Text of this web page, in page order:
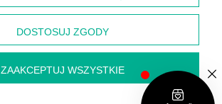
DOSTOSUJ ZGODY
ZAAKCEPTUJ WSZYSTKIE